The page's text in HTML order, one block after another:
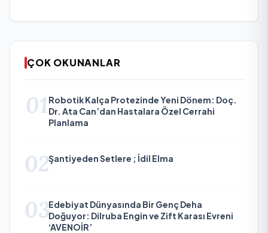
ÇOK OKUNANLAR
01 Robotik Kalça Protezinde Yeni Dönem: Doç.
Dr. Ata Can’dan Hastalara Özel Cerrahi
Planlama
02Şantiyeden Setlere ; İdil Elma
03Edebiyat Dünyasında Bir Genç Deha
Doğuyor: Dilruba Engin ve Zift Karası Evreni
‘AVENOİR’